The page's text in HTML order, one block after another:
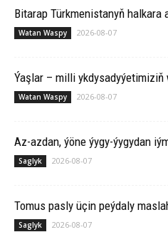
Bitarap Türkmenistanyň halkara
Watan Waspy 2026-08-07
Ýaşlar – milli
Watan Waspy 2026-08-07
Az-azdan, ýöne ýygy-ýygydan
Saglyk 2026-08-07
Tomus pasly üçin peýdaly
Saglyk 2026-08-07